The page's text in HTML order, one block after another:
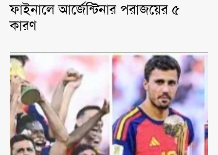
ফাইনালে আর্জেন্টিনার পরাজয়ের ৫
কারণ